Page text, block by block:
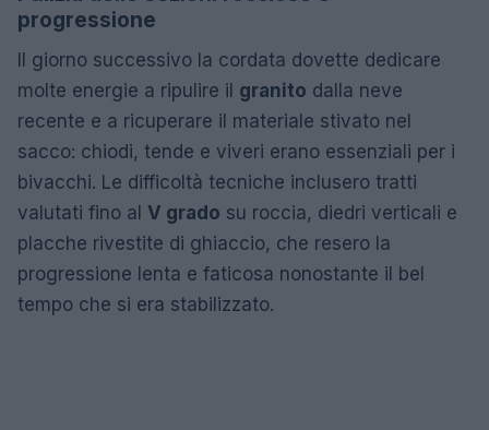
progressione
Il giorno successivo la cordata dovette dedicare
molte energie a ripulire il granito dalla neve
recente e a ricuperare il materiale stivato nel
sacco: chiodi, tende e viveri erano essenziali per i
bivacchi. Le difficoltà tecniche inclusero tratti
valutati fino al V grado su roccia, diedri verticali e
placche rivestite di ghiaccio, che resero la
progressione lenta e faticosa nonostante il bel
tempo che si era stabilizzato.